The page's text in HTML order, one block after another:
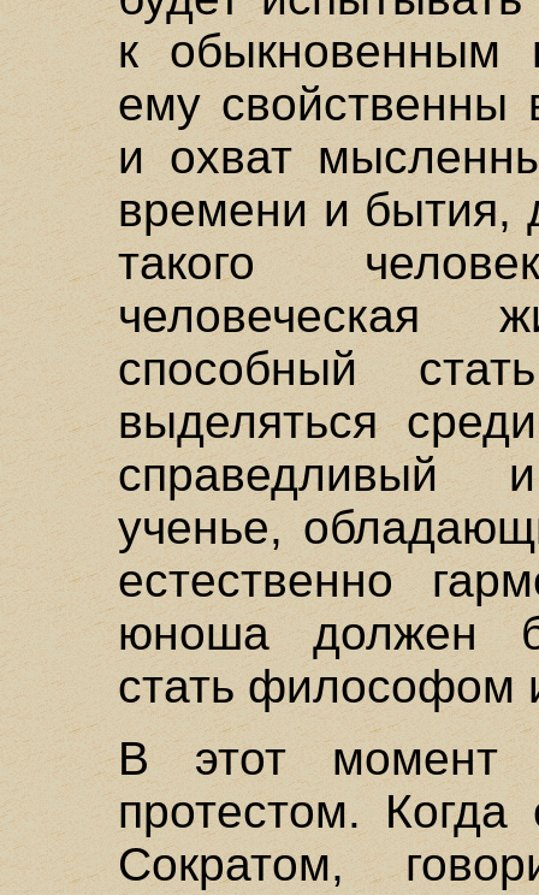
к обыкновенным
ему
и охват
времени и бытия,
такого
человеческая
способный
выделяться
справедливый
ученье,
естественно
юноша должен
стать философом
В этот момент
протестом.
Сократом,